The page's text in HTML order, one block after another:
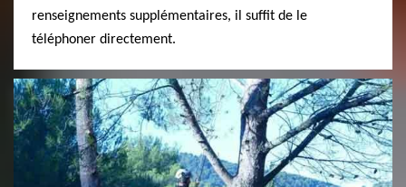
renseignements supplémentaires, il suffit de le
téléphoner directement.